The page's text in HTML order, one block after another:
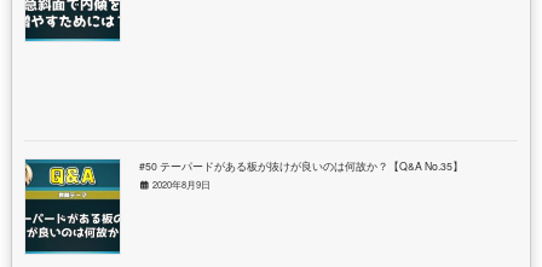
#50 テーパードがある板が抜けが良いのは何故か？【Q&A No.35】
2020年8月9日